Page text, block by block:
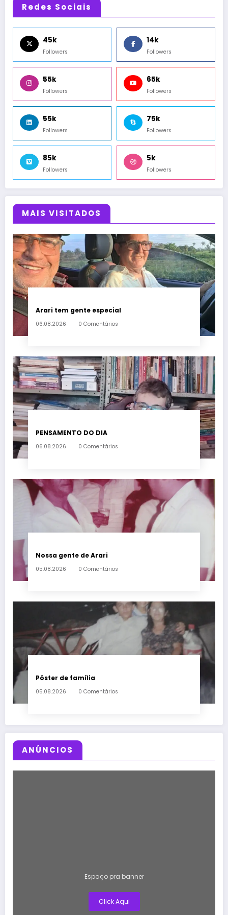
Redes Sociais
45k
Followers
14k
Followers
55k
Followers
65k
Followers
55k
Followers
75k
Followers
85k
Followers
5k
Followers
MAIS VISITADOS
Arari tem gente especial
06.08.2026 0 Comentários
PENSAMENTO DO DIA
06.08.2026 0 Comentários
Nossa gente de Arari
05.08.2026 0 Comentários
Pôster de família
05.08.2026 0 Comentários
ANÚNCIOS
Espaço pra banner
Click Aqui